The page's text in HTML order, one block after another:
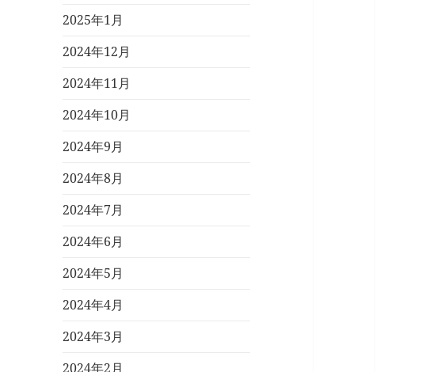
2025年1月
2024年12月
2024年11月
2024年10月
2024年9月
2024年8月
2024年7月
2024年6月
2024年5月
2024年4月
2024年3月
2024年2月